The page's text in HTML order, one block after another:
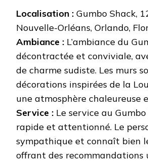
Localisation : Gumbo Shack,
Nouvelle-Orléans, Orlando,
Ambiance : L’ambiance du
décontractée et conviviale,
de charme sudiste. Les murs
décorations inspirées de la
une atmosphère chaleureuse
Service : Le service au
rapide et attentionné. Le
sympathique et connaît bien
offrant des recommandations